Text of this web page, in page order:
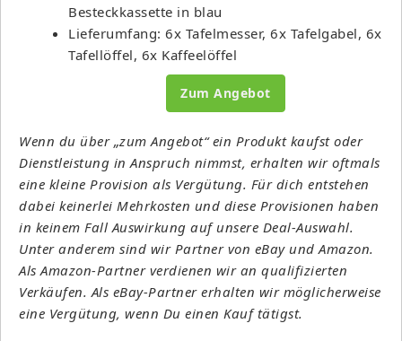
Besteckkassette in blau
Lieferumfang: 6x Tafelmesser, 6x Tafelgabel, 6x
Tafellöffel, 6x Kaffeelöffel
Zum Angebot
Wenn du über „zum Angebot“ ein Produkt kaufst oder
Dienstleistung in Anspruch nimmst, erhalten wir oftmals
eine kleine Provision als Vergütung. Für dich entstehen
dabei keinerlei Mehrkosten und diese Provisionen haben
in keinem Fall Auswirkung auf unsere Deal-Auswahl.
Unter anderem sind wir Partner von eBay und Amazon.
Als Amazon-Partner verdienen wir an qualifizierten
Verkäufen. Als eBay-Partner erhalten wir möglicherweise
eine Vergütung, wenn Du einen Kauf tätigst.